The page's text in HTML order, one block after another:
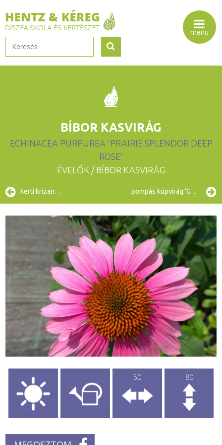
BÍBOR KASVIRÁG
ECHINACEA PURPUREA 'PRAIRIE SPLENDOR DEEP
ROSE'
ÉVELŐK / BÍBOR KASVIRÁG
kerti krizantém pompás kúpvirág 'Goldsturm'
50 80